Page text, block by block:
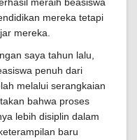
mereka tetapi
mereka.
saya tahun lalu,
penuh dari
melalui serangkaian
bahwa proses
lebih disiplin dalam
baru